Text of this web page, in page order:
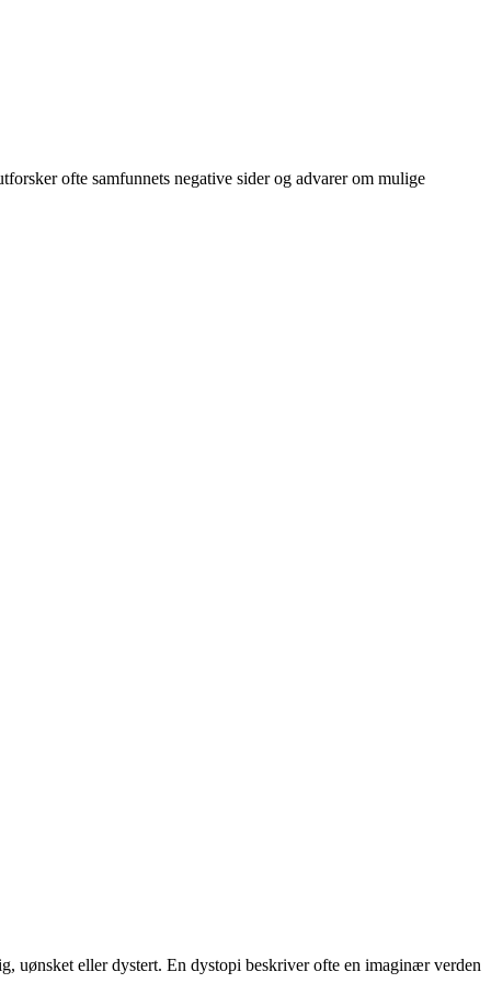
ofte samfunnets negative sider og advarer om mulige
uønsket eller dystert. En dystopi beskriver ofte en imaginær verden